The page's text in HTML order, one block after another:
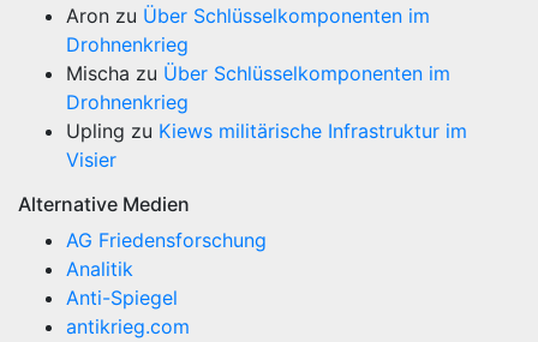
Aron zu Über Schlüsselkomponenten im
Drohnenkrieg
Mischa zu Über Schlüsselkomponenten im
Drohnenkrieg
Upling zu Kiews militärische Infrastruktur im
Visier
Alternative Medien
AG Friedensforschung
Analitik
Anti-Spiegel
antikrieg.com